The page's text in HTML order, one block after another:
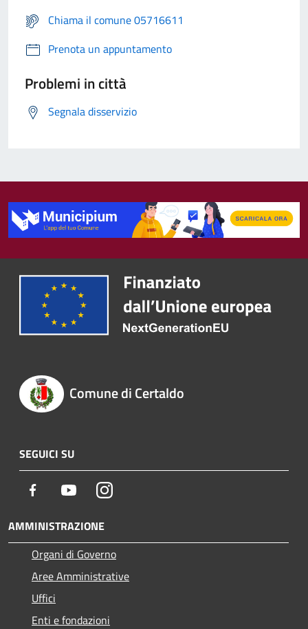
Chiama il comune 05716611
Prenota un appuntamento
Problemi in città
Segnala disservizio
Comune di Certaldo
SEGUICI SU
Facebook YoutubeInstagram
AMMINISTRAZIONE
Organi di Governo
Aree Amministrative
Uffici
Enti e fondazioni